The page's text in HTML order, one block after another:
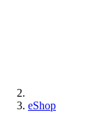
eShop